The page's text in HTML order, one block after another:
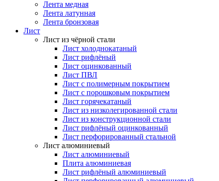
Лента медная
Лента латунная
Лента бронзовая
Лист
Лист из чёрной стали
Лист холоднокатаный
Лист рифлёный
Лист оцинкованный
Лист ПВЛ
Лист с полимерным покрытием
Лист с порошковым покрытием
Лист горячекатаный
Лист из низколегированной стали
Лист из конструкционной стали
Лист рифлёный оцинкованный
Лист перфорированный стальной
Лист алюминиевый
Лист алюминиевый
Плита алюминиевая
Лист рифлёный алюминиевый